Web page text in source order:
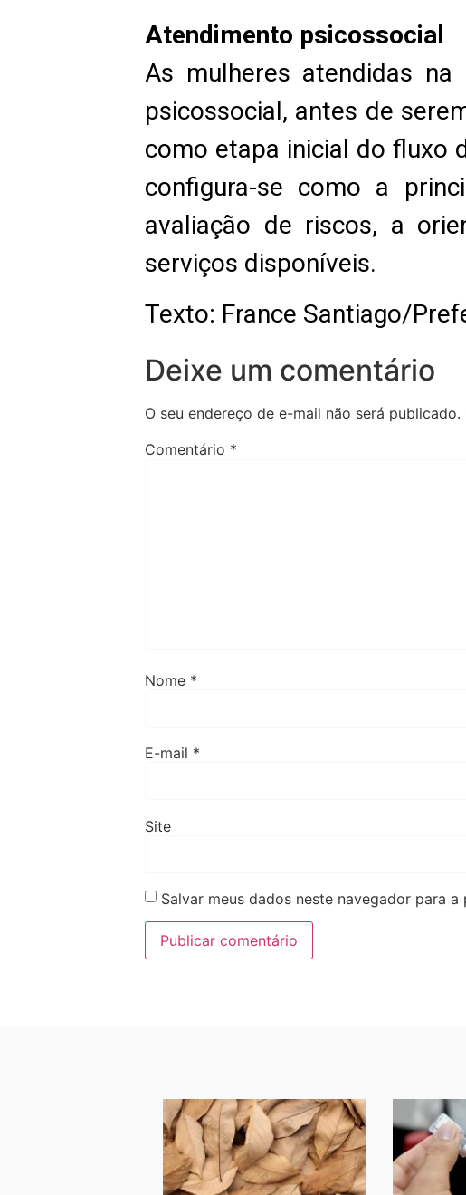
Atendimento psicossocial
As mulheres atendidas na
psicossocial, antes de
como etapa inicial do fluxo
configura-se como a
avaliação de riscos, a
serviços disponíveis.
Texto: France Santiago/
Deixe um comentário
O seu endereço de e-mail não será publicado.
Comentário *
Nome *
E-mail *
Site
Salvar meus dados neste navegador para